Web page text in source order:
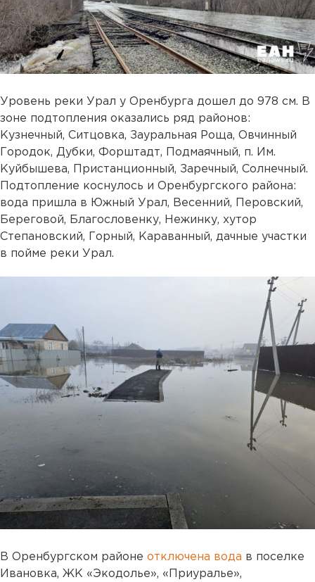
Уровень реки Урал у Оренбурга дошел до 978 см. В
зоне подтопления оказались ряд районов:
Кузнечный, Ситцовка, Зауральная Роща, Овчинный
Городок, Дубки, Форштадт, Подмаячный, п. Им.
Куйбышева, Пристанционный, Заречный, Солнечный.
Подтопление коснулось и Оренбургского района:
вода пришла в Южный Урал, Весенний, Перовский,
Береговой, Благословенку, Нежинку, хутор
Степановский, Горный, Караванный, дачные участки
в пойме реки Урал.
В Оренбургском районе отключена вода в поселке
Ивановка, ЖК «Экодолье», «Приуралье»,